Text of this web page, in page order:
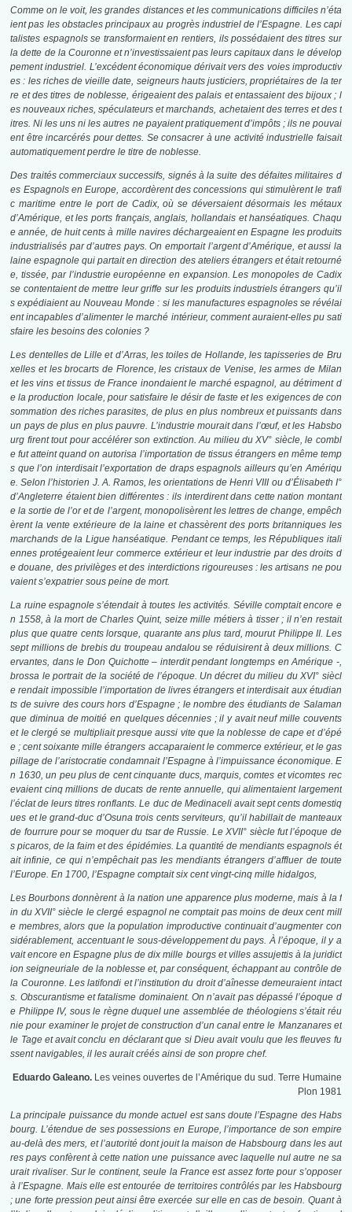
Comme on le voit, les grandes distances et les communications difficiles n’éta
ient pas les obstacles principaux au progrès industriel de l’Espagne. Les capi
talistes espagnols se transformaient en rentiers, ils possédaient des titres sur
la dette de la Couronne et n’investissaient pas leurs capitaux dans le dévelop
pement industriel. L’excédent économique dérivait vers des voies improductiv
es : les riches de vieille date, seigneurs hauts justiciers, propriétaires de la ter
re et des titres de noblesse, érigeaient des palais et entassaient des bijoux ; l
es nouveaux riches, spéculateurs et marchands, achetaient des terres et des t
itres. Ni les uns ni les autres ne payaient pratiquement d’impôts ; ils ne pouvai
ent être incarcérés pour dettes. Se consacrer à une activité industrielle faisait
automatiquement perdre le titre de noblesse.
Des traités commerciaux successifs, signés à la suite des défaites militaires d
es Espagnols en Europe, accordèrent des concessions qui stimulèrent le trafi
c maritime entre le port de Cadix, où se déversaient désormais les métaux
d’Amérique, et les ports français, anglais, hollandais et hanséatiques. Chaqu
e année, de huit cents à mille navires déchargeaient en Espagne les produits
industrialisés par d’autres pays. On emportait l’argent d’Amérique, et aussi la
laine espagnole qui partait en direction des ateliers étrangers et était retourné
e, tissée, par l’industrie européenne en expansion. Les monopoles de Cadix
se contentaient de mettre leur griffe sur les produits industriels étrangers qu’il
s expédiaient au Nouveau Monde : si les manufactures espagnoles se révélai
ent incapables d’alimenter le marché intérieur, comment auraient-elles pu sati
sfaire les besoins des colonies ?
Les dentelles de Lille et d’Arras, les toiles de Hollande, les tapisseries de Bru
xelles et les brocarts de Florence, les cristaux de Venise, les armes de Milan
et les vins et tissus de France inondaient le marché espagnol, au détriment d
e la production locale, pour satisfaire le désir de faste et les exigences de con
sommation des riches parasites, de plus en plus nombreux et puissants dans
un pays de plus en plus pauvre. L’industrie mourait dans l’œuf, et les Habsbo
urg firent tout pour accélérer son extinction. Au milieu du XV° siècle, le combl
e fut atteint quand on autorisa l’importation de tissus étrangers en même temp
s que l’on interdisait l’exportation de draps espagnols ailleurs qu’en Amériqu
e. Selon l’historien J. A. Ramos, les orientations de Henri VIII ou d’Élisabeth I°
d’Angleterre étaient bien différentes : ils interdirent dans cette nation montant
e la sortie de l’or et de l’argent, monopolisèrent les lettres de change, empêch
èrent la vente extérieure de la laine et chassèrent des ports britanniques les
marchands de la Ligue hanséatique. Pendant ce temps, les Républiques itali
ennes protégeaient leur commerce extérieur et leur industrie par des droits d
e douane, des privilèges et des interdictions rigoureuses : les artisans ne pou
vaient s’expatrier sous peine de mort.
La ruine espagnole s’étendait à toutes les activités. Séville comptait encore e
n 1558, à la mort de Charles Quint, seize mille métiers à tisser ; il n’en restait
plus que quatre cents lorsque, quarante ans plus tard, mourut Philippe II. Les
sept millions de brebis du troupeau andalou se réduisirent à deux millions. C
ervantes, dans le Don Quichotte – interdit pendant longtemps en Amérique -,
brossa le portrait de la société de l’époque. Un décret du milieu du XVI° siècl
e rendait impossible l’importation de livres étrangers et interdisait aux étudian
ts de suivre des cours hors d’Espagne ; le nombre des étudiants de Salaman
que diminua de moitié en quelques décennies ; il y avait neuf mille couvents
et le clergé se multipliait presque aussi vite que la noblesse de cape et d’épé
e ; cent soixante mille étrangers accaparaient le commerce extérieur, et le gas
pillage de l’aristocratie condamnait l’Espagne à l’impuissance économique. E
n 1630, un peu plus de cent cinquante ducs, marquis, comtes et vicomtes rec
evaient cinq millions de ducats de rente annuelle, qui alimentaient largement
l’éclat de leurs titres ronflants. Le duc de Medinaceli avait sept cents domestiq
ues et le grand-duc d’Osuna trois cents serviteurs, qu’il habillait de manteaux
de fourrure pour se moquer du tsar de Russie. Le XVII° siècle fut l’époque de
s picaros, de la faim et des épidémies. La quantité de mendiants espagnols ét
ait infinie, ce qui n’empêchait pas les mendiants étrangers d’affluer de toute
l’Europe. En 1700, l’Espagne comptait six cent vingt-cinq mille hidalgos,
Les Bourbons donnèrent à la nation une apparence plus moderne, mais à la f
in du XVII° siècle le clergé espagnol ne comptait pas moins de deux cent mill
e membres, alors que la population improductive continuait d’augmenter con
sidérablement, accentuant le sous-développement du pays. À l’époque, il y a
vait encore en Espagne plus de dix mille bourgs et villes assujettis à la juridict
ion seigneuriale de la noblesse et, par conséquent, échappant au contrôle de
la Couronne. Les latifondi et l’institution du droit d’aînesse demeuraient intact
s. Obscurantisme et fatalisme dominaient. On n’avait pas dépassé l’époque d
e Philippe IV, sous le règne duquel une assemblée de théologiens s’était réu
nie pour examiner le projet de construction d’un canal entre le Manzanares et
le Tage et avait conclu en déclarant que si Dieu avait voulu que les fleuves fu
ssent navigables, il les aurait créés ainsi de son propre chef.
Eduardo Galeano. Les veines ouvertes de l’Amérique du sud. Terre Humaine
Plon 1981
La principale puissance du monde actuel est sans doute l’Espagne des Habs
bourg. L’étendue de ses possessions en Europe, l’importance de son empire
au-delà des mers, et l’autorité dont jouit la maison de Habsbourg dans les aut
res pays confèrent à cette nation une puissance avec laquelle nul autre ne sa
urait rivaliser. Sur le continent, seule la France est assez forte pour s’opposer
à l’Espagne. Mais elle est entourée de territoires contrôlés par les Habsbourg
; une forte pression peut ainsi être exercée sur elle en cas de besoin. Quant à